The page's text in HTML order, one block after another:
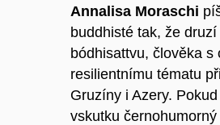
Annalisa Moraschi
buddhisté tak, že
bódhisattvu, člověka
resilientnímu tématu
Gruzíny i Azery.
vskutku